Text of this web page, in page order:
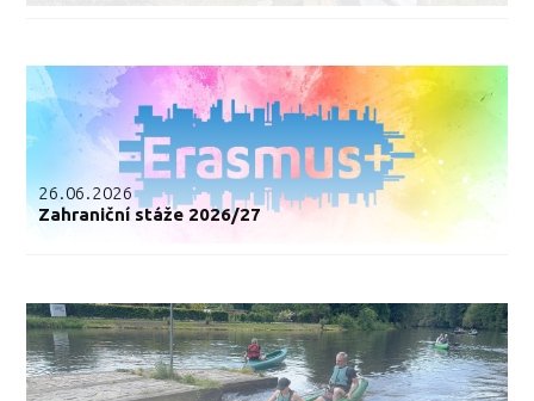
26.06.2026
Zahraniční stáže 2026/27